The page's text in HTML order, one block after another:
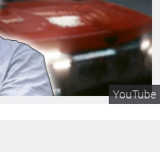
YouTube